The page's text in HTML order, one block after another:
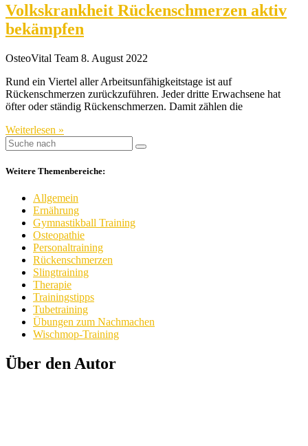
Volkskrankheit Rückenschmerzen aktiv
bekämpfen
OsteoVital Team 8. August 2022
Rund ein Viertel aller Arbeitsunfähigkeitstage ist auf
Rückenschmerzen zurückzuführen. Jeder dritte Erwachsene hat
öfter oder ständig Rückenschmerzen. Damit zählen die
Weiterlesen »
Weitere Themenbereiche:
Allgemein
Ernährung
Gymnastikball Training
Osteopathie
Personaltraining
Rückenschmerzen
Slingtraining
Therapie
Trainingstipps
Tubetraining
Übungen zum Nachmachen
Wischmop-Training
Über den Autor